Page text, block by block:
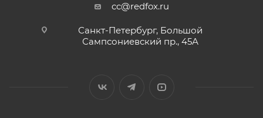
cc@redfox.ru
Санкт-Петербург, Большой
Сампсониевский пр., 45А